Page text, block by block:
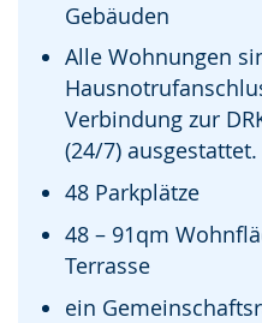
Gebäuden
Alle Wohnungen
Verbindung zur
(24/7) ausgestattet.
48 Parkplätze
48 – 91qm
Terrasse
ein